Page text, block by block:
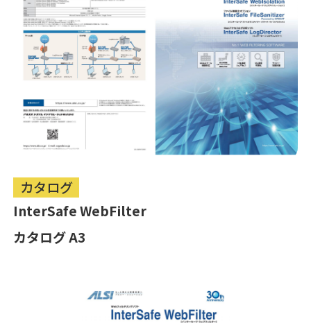
カタログ
InterSafe WebFilter
カタログ A3